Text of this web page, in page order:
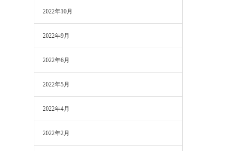
2022年10月
2022年9月
2022年6月
2022年5月
2022年4月
2022年2月